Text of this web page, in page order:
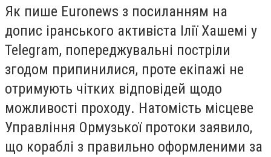
Як пише Euronews з посиланням на
допис іранського активіста Ілії Хашемі у
Telegram, попереджувальні постріли
згодом припинилися, проте екіпажі не
отримують чітких відповідей щодо
можливості проходу. Натомість місцеве
Управління Ормузької протоки заявило,
що кораблі з правильно оформленими за